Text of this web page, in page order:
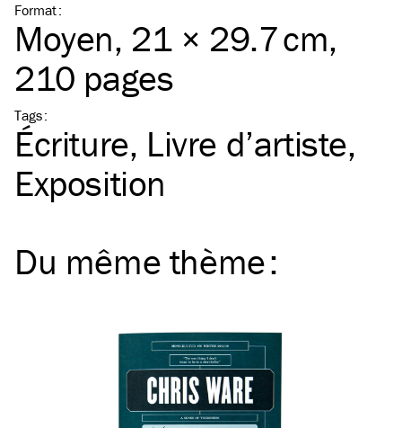
Format:
Moyen, 21 × 29.7 cm,
210 pages
Tags:
Écriture Livre d’artiste
Exposition
Du même thème: